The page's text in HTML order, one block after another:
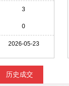
3
0
2026-05-23
历史成交